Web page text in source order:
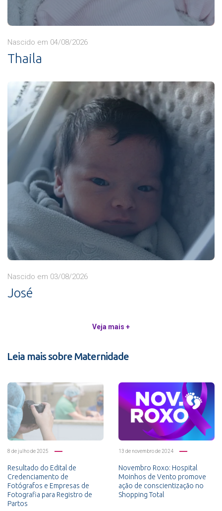
Nascido em 04/08/2026
Thaila
Nascido em 03/08/2026
José
Veja mais +
Leia mais sobre Maternidade
8 de julho de 2025
Resultado do Edital de
Credenciamento de
Fotógrafos e Empresas de
Fotografia para Registro de
Partos
13 de novembro de 2024
Novembro Roxo: Hospital
Moinhos de Vento promove
ação de conscientização no
Shopping Total